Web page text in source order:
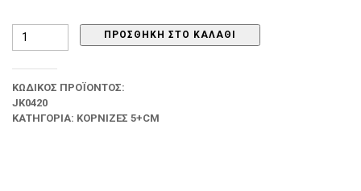
Κορνίζα
61x30mm
ποσότητα
ΠΡΟΣΘΉΚΗ ΣΤΟ ΚΑΛΆΘΙ
ΚΩΔΙΚΌΣ ΠΡΟΪΌΝΤΟΣ:
JK0420
ΚΑΤΗΓΟΡΊΑ: ΚΟΡΝΊΖΕΣ 5+CM